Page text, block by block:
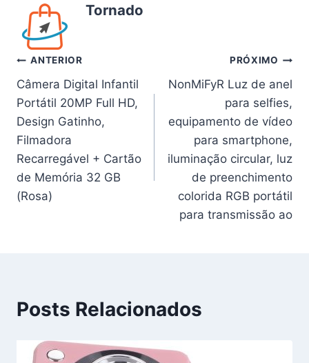
Tornado
Navegação
de
Post
ANTERIOR
Câmera Digital Infantil
Portátil 20MP Full HD,
Design Gatinho,
Filmadora
Recarregável + Cartão
de Memória 32 GB
(Rosa)
PRÓXIMO
NonMiFyR Luz de anel
para selfies,
equipamento de vídeo
para smartphone,
iluminação circular, luz
de preenchimento
colorida RGB portátil
para transmissão ao
Posts Relacionados